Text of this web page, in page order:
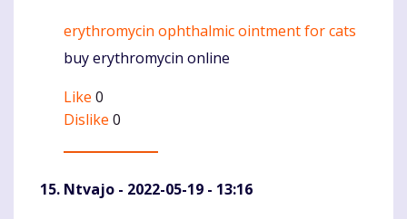
Komentaras
erythromycin ophthalmic ointment for cats
buy erythromycin online
Like 0
Dislike 0
Ntvajo - 2022-05-19 - 13:16